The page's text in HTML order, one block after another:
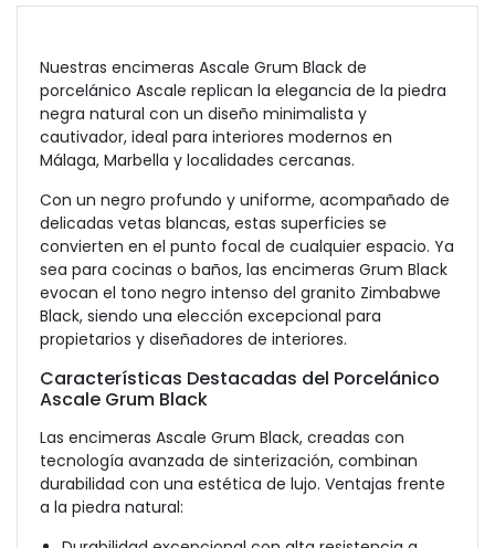
Nuestras encimeras Ascale Grum Black de
porcelánico Ascale replican la elegancia de la piedra
negra natural con un diseño minimalista y
cautivador, ideal para interiores modernos en
Málaga, Marbella y localidades cercanas.
Con un negro profundo y uniforme, acompañado de
delicadas vetas blancas, estas superficies se
convierten en el punto focal de cualquier espacio. Ya
sea para cocinas o baños, las encimeras Grum Black
evocan el tono negro intenso del granito Zimbabwe
Black, siendo una elección excepcional para
propietarios y diseñadores de interiores.
Características Destacadas del Porcelánico
Ascale Grum Black
Las encimeras Ascale Grum Black, creadas con
tecnología avanzada de sinterización, combinan
durabilidad con una estética de lujo. Ventajas frente
a la piedra natural: